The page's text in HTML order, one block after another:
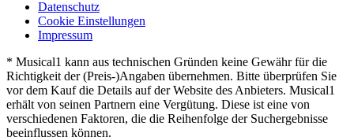
Datenschutz
Cookie Einstellungen
Impressum
* Musical1 kann aus technischen Gründen keine Gewähr für die
Richtigkeit der (Preis-)Angaben übernehmen. Bitte überprüfen Sie
vor dem Kauf die Details auf der Website des Anbieters. Musical1
erhält von seinen Partnern eine Vergütung. Diese ist eine von
verschiedenen Faktoren, die die Reihenfolge der Suchergebnisse
beeinflussen können.